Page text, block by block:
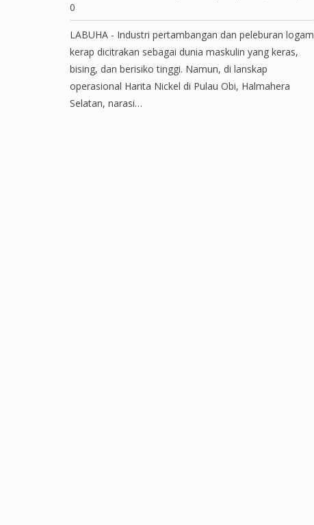
0
LABUHA - Industri pertambangan dan peleburan logam
kerap dicitrakan sebagai dunia maskulin yang keras,
bising, dan berisiko tinggi. Namun, di lanskap
operasional Harita Nickel di Pulau Obi, Halmahera
Selatan, narasi…